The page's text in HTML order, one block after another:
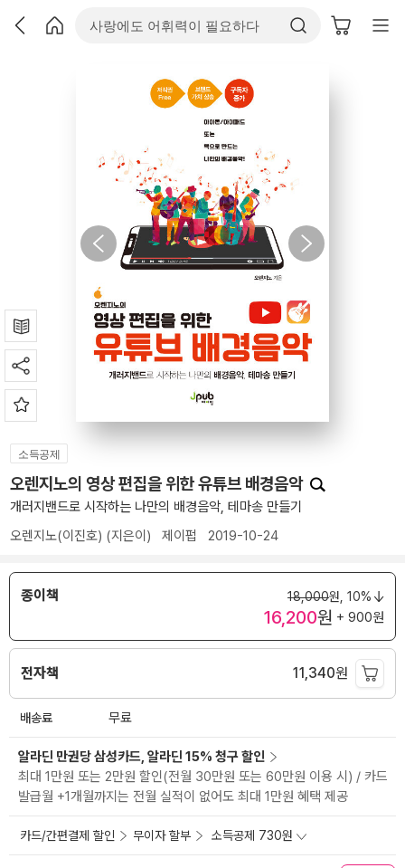
소득공제
오렌지노의 영상 편집을 위한 유튜브 배경음악
개러지밴드로 시작하는 나만의 배경음악, 테마송 만들기
오렌지노(이진호) (지은이) 제이펍 2019-10-24
종이책 18,000원, 10%
16,200원 + 900원
전자책 11,340원
배송료 무료
알라딘 만권당 삼성카드, 알라딘 15% 청구 할인
최대 1만원 또는 2만원 할인(전월 30만원 또는 60만원 이용 시) / 카드
발급월 +1개월까지는 전월 실적이 없어도 최대 1만원 혜택 제공
카드/간편결제 할인 무이자 할부 소득공제 730원